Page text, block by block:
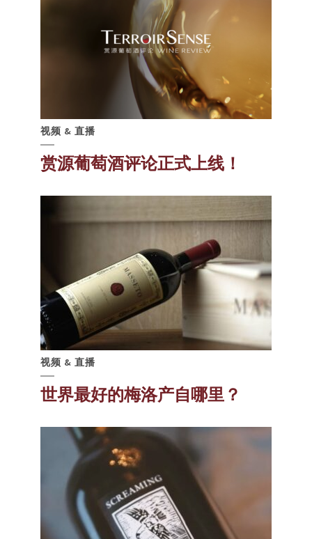
视频 & 直播
赏源葡萄酒评论正式上线！
视频 & 直播
世界最好的梅洛产自哪里？